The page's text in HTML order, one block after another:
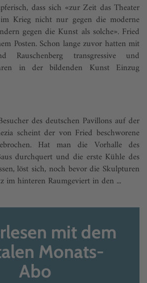
dass sich «zur Zeit das Theater
Krieg nicht nur gegen die moderne
gegen die Kunst als solche». Fried
Posten. Schon lange zuvor hatten mit
Rauschenberg transgressive und
in der bildenden Kunst Einzug
des deutschen Pavillons auf der
scheint der von Fried beschworene
Hat man die Vorhalle des
durchquert und die erste Kühle des
löst sich, noch bevor die Skulpturen
im hinteren Raumgeviert in den ...
mit dem
Monats-
Abo